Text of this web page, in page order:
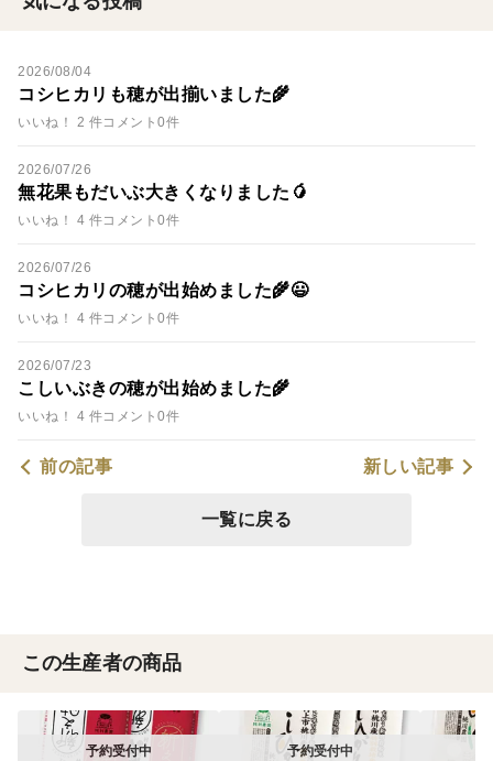
2026/08/04
コシヒカリも穂が出揃いました🌾
いいね！ 2 件コメント0件
2026/07/26
無花果もだいぶ大きくなりました🥭
いいね！ 4 件コメント0件
2026/07/26
コシヒカリの穂が出始めました🌾😃
いいね！ 4 件コメント0件
2026/07/23
こしいぶきの穂が出始めました🌾
いいね！ 4 件コメント0件
前の記事 新しい記事
一覧に戻る
この生産者の商品